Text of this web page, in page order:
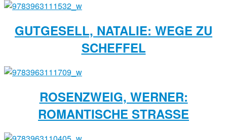
GUTGESELL, NATALIE: WEGE ZU
SCHEFFEL
ROSENZWEIG, WERNER:
ROMANTISCHE STRASSE